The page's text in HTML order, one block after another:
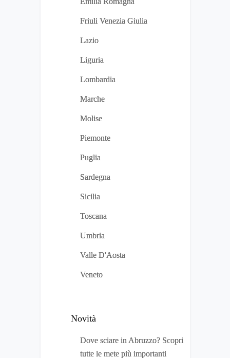
Friuli Venezia Giulia
Lazio
Liguria
Lombardia
Marche
Molise
Piemonte
Puglia
Sardegna
Sicilia
Toscana
Umbria
Valle D'Aosta
Veneto
Novità
Dove sciare in Abruzzo? Scopri
tutte le mete più importanti